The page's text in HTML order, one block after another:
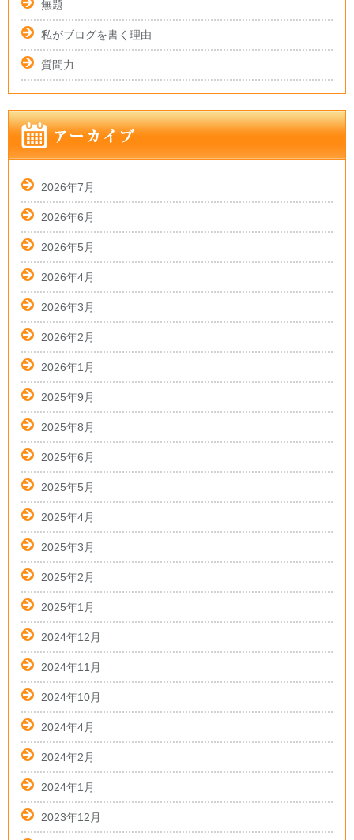
無題
私がブログを書く理由
質問力
2026年7月
2026年6月
2026年5月
2026年4月
2026年3月
2026年2月
2026年1月
2025年9月
2025年8月
2025年6月
2025年5月
2025年4月
2025年3月
2025年2月
2025年1月
2024年12月
2024年11月
2024年10月
2024年4月
2024年2月
2024年1月
2023年12月